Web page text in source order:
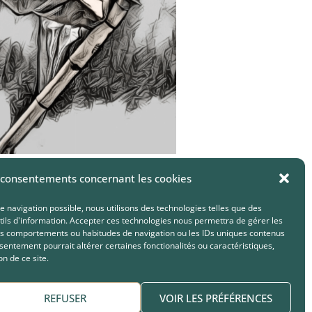
concernant les cookies
navigation possible, nous utilisons des technologies telles que des
d'information. Accepter ces technologies nous permettra de gérer les
ou habitudes de navigation ou les IDs uniques contenus
pourrait altérer certaines fonctionalités ou caractéristiques,
de ce site.
REFUSER VOIR LES PRÉFÉRENCES
r
o
w
k
e
y
i
n
c
a